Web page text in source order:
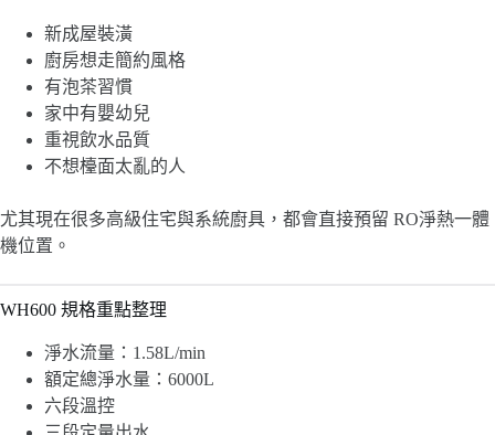
新成屋裝潢
廚房想走簡約風格
有泡茶習慣
家中有嬰幼兒
重視飲水品質
不想檯面太亂的人
尤其現在很多高級住宅與系統廚具，都會直接預留 RO淨熱一體
機位置。
WH600 規格重點整理
淨水流量：1.58L/min
額定總淨水量：6000L
六段溫控